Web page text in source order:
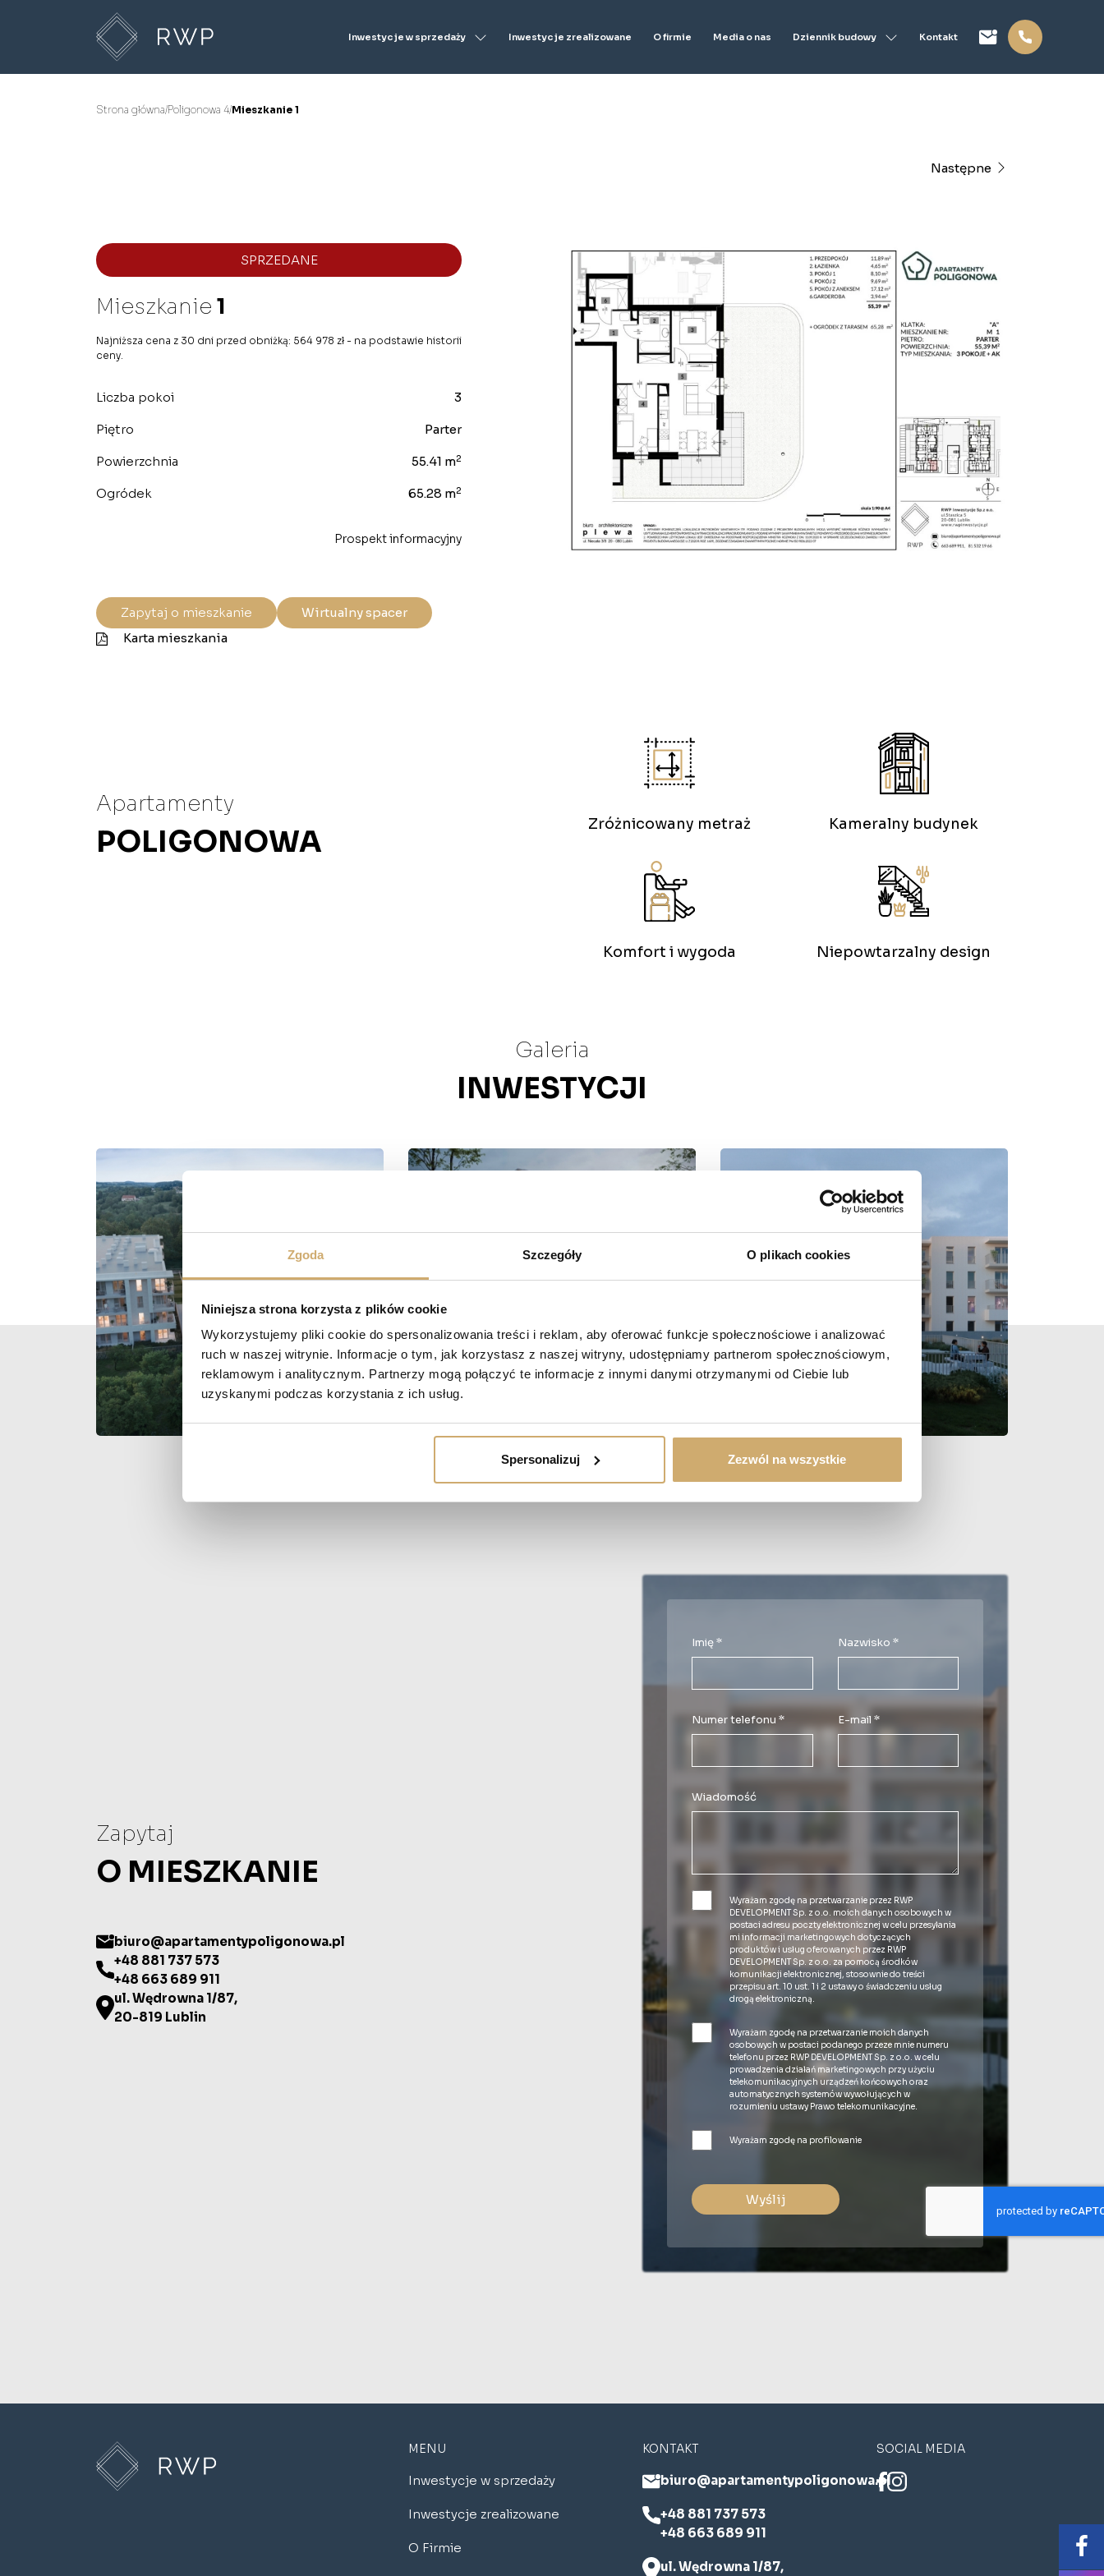
Zgoda Szczegóły O plikach cookies
Niniejsza strona korzysta z plików cookie
Wykorzystujemy pliki cookie do spersonalizowania treści i reklam, aby oferować funkcje społecznościowe i analizować
ruch w naszej witrynie. Informacje o tym, jak korzystasz z naszej witryny, udostępniamy partnerom społecznościowym,
reklamowym i analitycznym. Partnerzy mogą połączyć te informacje z innymi danymi otrzymanymi od Ciebie lub
uzyskanymi podczas korzystania z ich usług.
Spersonalizuj Zezwól na wszystkie
Inwestycje w sprzedaży Inwestycje zrealizowane O firmie Media o nas Dziennik budowy Kontakt
Strona główna/Poligonowa 4/Mieszkanie 1
Następne
SPRZEDANE
Mieszkanie 1
Najniższa cena z 30 dni przed obniżką: 564 978 zł - na podstawie historii
ceny.
Liczba pokoi 3
Piętro Parter
Powierzchnia 55.41 m2
Ogródek 65.28 m2
Prospekt informacyjny
Zapytaj o mieszkanie
Wirtualny spacer
Karta mieszkania
Apartamenty
POLIGONOWA Zróżnicowany metraż Kameralny budynek
Komfort i wygoda Niepowtarzalny design
Galeria
INWESTYCJI
Zapytaj
O MIESZKANIE
biuro@apartamentypoligonowa.pl
+48 881 737 573
+48 663 689 911
ul. Wędrowna 1/87,
20-819 Lublin
Imię * Nazwisko *
Numer telefonu * E-mail *
Wiadomość
Wyrażam zgodę na przetwarzanie przez RWP
DEVELOPMENT Sp. z o.o. moich danych osobowych w
postaci adresu poczty elektronicznej w celu przesyłania
mi informacji marketingowych dotyczących
produktów i usług oferowanych przez RWP
DEVELOPMENT Sp. z o.o. za pomocą środków
komunikacji elektronicznej, stosownie do treści
przepisu art. 10 ust. 1 i 2 ustawy o świadczeniu usług
drogą elektroniczną.
Wyrażam zgodę na przetwarzanie moich danych
osobowych w postaci podanego przeze mnie numeru
telefonu przez RWP DEVELOPMENT Sp. z o.o. w celu
prowadzenia działań marketingowych przy użyciu
telekomunikacyjnych urządzeń końcowych oraz
automatycznych systemów wywołujących w
rozumieniu ustawy Prawo telekomunikacyjne.
Wyrażam zgodę na profilowanie
Wyślij
MENU
Inwestycje w sprzedaży
Inwestycje zrealizowane
O Firmie
KONTAKT
biuro@apartamentypoligonowa.pl
+48 881 737 573
+48 663 689 911
ul. Wędrowna 1/87,
SOCIAL MEDIA